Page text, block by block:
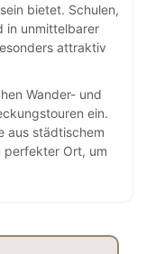
bietet. Schulen,
in unmittelbarer
attraktiv
Wander- und
ein.
aus städtischem
perfekter Ort, um